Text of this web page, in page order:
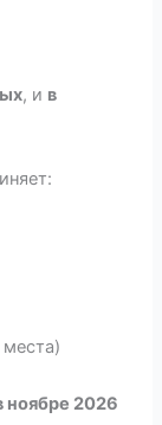
, и в
ноябре 2026